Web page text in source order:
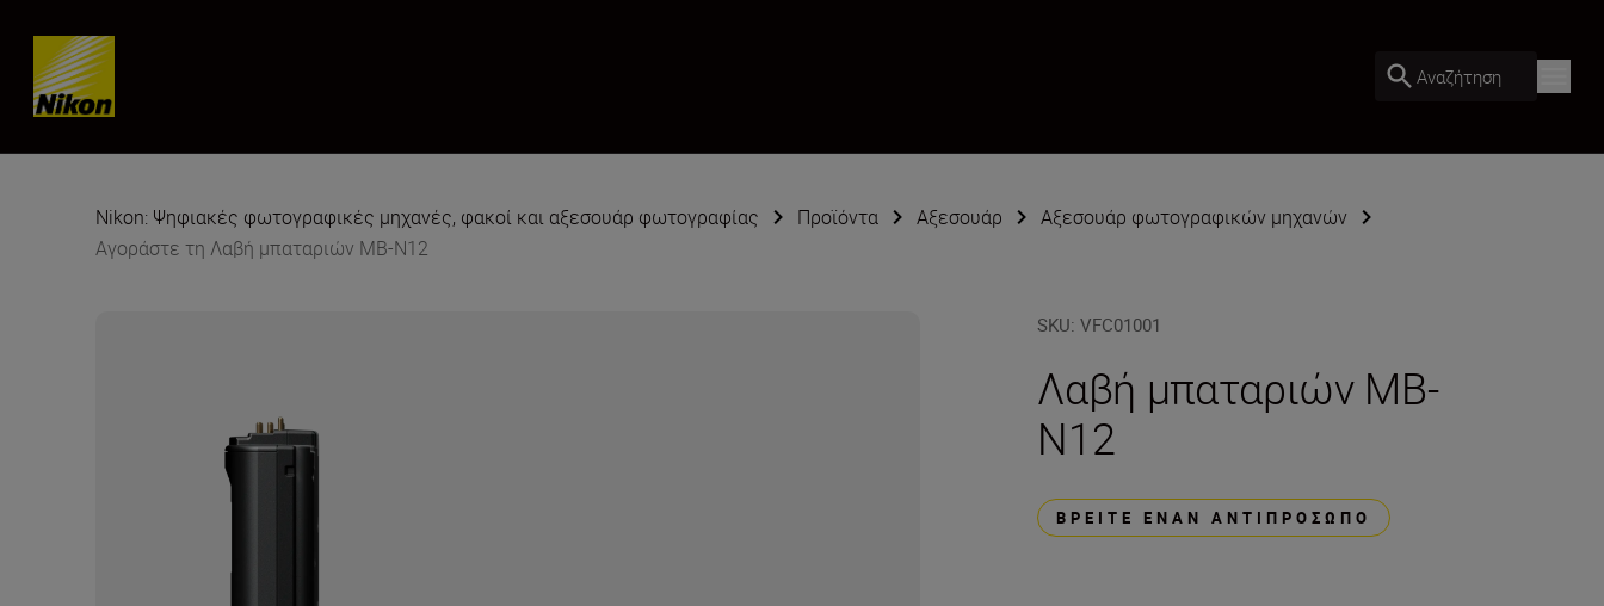
Skip content
Αναζήτηση
Nikon: Ψηφιακές φωτογραφικές μηχανές, φακοί και αξεσουάρ φωτογραφίας Προϊόντα Αξεσουάρ
Αξεσουάρ φωτογραφικών μηχανών
Αγοράστε τη Λαβή μπαταριών MB-N12
SKU:VFC01001
Λαβή μπαταριών MB-
N12
ΒΡΕΊΤΕ ΈΝΑΝ ΑΝΤΙΠΡΌΣΩΠΟ